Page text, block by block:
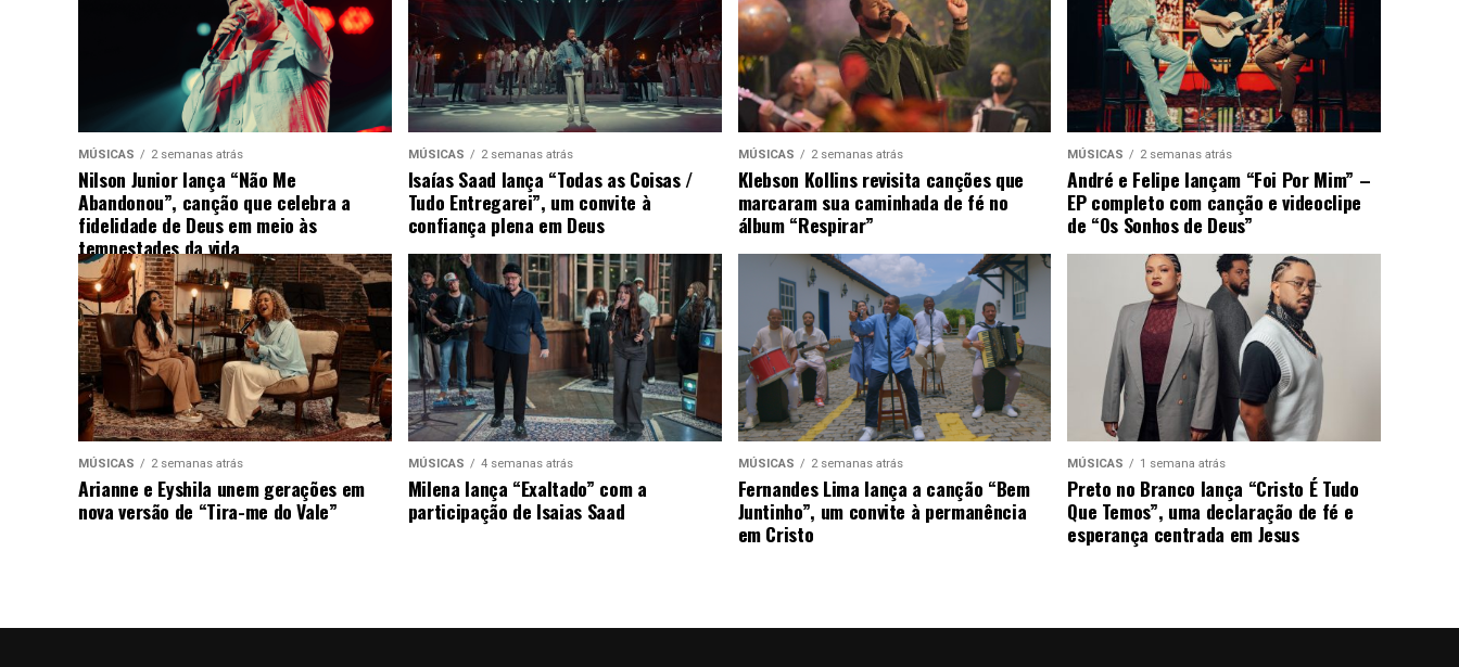
MÚSICAS 2 semanas atrás
Nilson Junior lança “Não Me
Abandonou”, canção que celebra a
fidelidade de Deus em meio às
tempestades da vida
MÚSICAS 2 semanas atrás
Isaías Saad lança “Todas as Coisas /
Tudo Entregarei”, um convite à
confiança plena em Deus
MÚSICAS 2 semanas atrás
Klebson Kollins revisita canções que
marcaram sua caminhada de fé no
álbum “Respirar”
MÚSICAS 2 semanas atrás
André e Felipe lançam “Foi Por Mim” –
EP completo com canção e videoclipe
de “Os Sonhos de Deus”
MÚSICAS 2 semanas atrás
Arianne e Eyshila unem gerações em
nova versão de “Tira-me do Vale”
MÚSICAS 4 semanas atrás
Milena lança “Exaltado” com a
participação de Isaias Saad
MÚSICAS 2 semanas atrás
Fernandes Lima lança a canção “Bem
Juntinho”, um convite à permanência
em Cristo
MÚSICAS 1 semana atrás
Preto no Branco lança “Cristo É Tudo
Que Temos”, uma declaração de fé e
esperança centrada em Jesus